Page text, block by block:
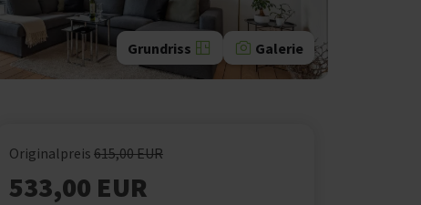
Grundriss Galerie
Originalpreis 615,00 EUR
533,00 EUR